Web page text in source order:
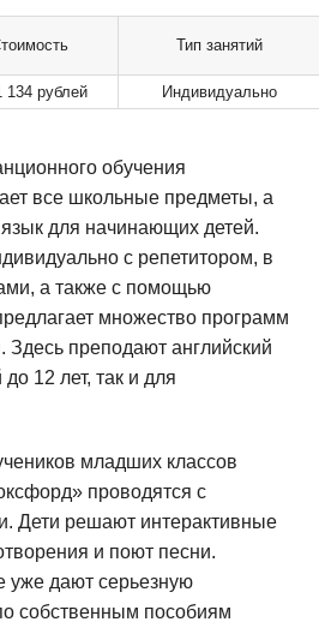
Тип занятий
134 рублей Индивидуально
обучения
все школьные предметы, а
язык для начинающих детей.
с репетитором, в
а также с помощью
множество программ
преподают английский
12 лет, так и для
младших классов
проводятся с
Дети решают интерактивные
и поют песни.
уже дают серьезную
собственным пособиям